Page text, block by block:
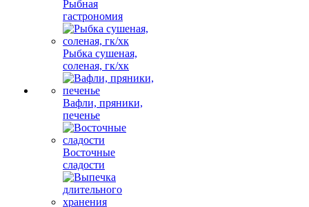
Рыбная
гастрономия
Рыбка сушеная,
соленая, гк/хк
Вафли, пряники,
печенье
Восточные
сладости